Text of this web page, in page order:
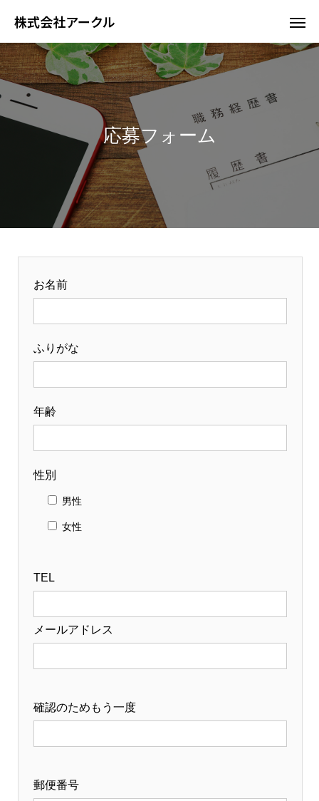
株式会社アークル
応募フォーム
お名前
ふりがな
年齢
性別
男性
女性
TEL
メールアドレス
確認のためもう一度
郵便番号